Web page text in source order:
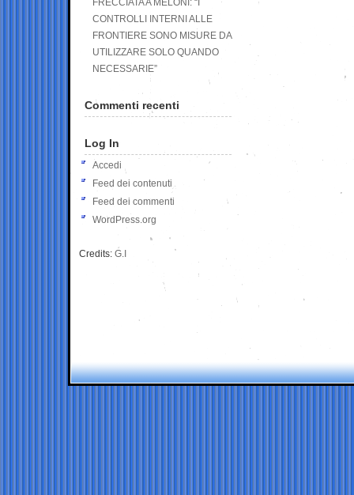
FRECCIATA A MELONI: “I
CONTROLLI INTERNI ALLE
FRONTIERE SONO MISURE DA
UTILIZZARE SOLO QUANDO
NECESSARIE”
Commenti recenti
Log In
Accedi
Feed dei contenuti
Feed dei commenti
WordPress.org
Credits: G.I